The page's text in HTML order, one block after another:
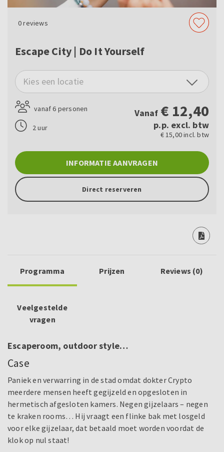
0reviews
Escape City | Do It Yourself
Kies een locatie
vanaf 6 personen
2 uur
Vanaf € 12,40
p.p. excl. btw
€ 15,00 incl. btw
INFORMATIE AANVRAGEN
Direct reserveren
Programma Prijzen Reviews (0)
Veelgestelde
vragen
Escaperoom, outdoor style…
Case
Paniek en verwarring in de stad omdat dokter Crypto
meerdere mensen heeft gegijzeld en opgesloten in
hermetisch afgesloten kamers. Negen gijzelaars – negen
te kraken rooms… Hij vraagt een flinke bak met losgeld
voor elke gijzelaar, dat betaald moet worden voordat de
klok op nul staat!